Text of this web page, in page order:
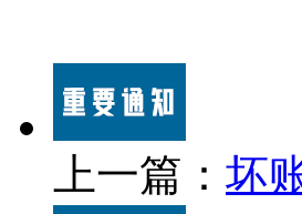
上一篇： 坏